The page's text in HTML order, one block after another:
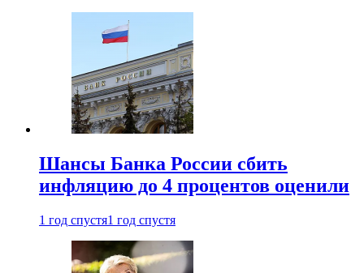
Шансы Банка России сбить
инфляцию до 4 процентов оценили
1 год спустя1 год спустя